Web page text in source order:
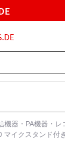
機器・PA機器・レ
マイクスタンド付き